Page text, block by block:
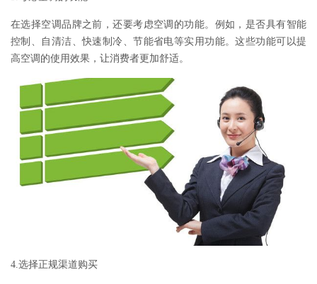
在选择空调品牌之前，还要考虑空调的功能。例如，是否具有智能
控制、自清洁、快速制冷、节能省电等实用功能。这些功能可以提
高空调的使用效果，让消费者更加舒适。
4.选择正规渠道购买